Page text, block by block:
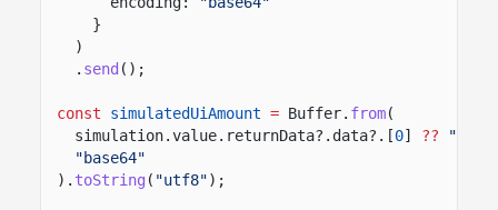
}
)
. send ();
const simulatedUiAmount = Buffer. from(
simulation.value.returnData?.data?.[0] ?? ""
"base64"
). toString ( "utf8");